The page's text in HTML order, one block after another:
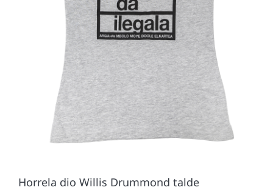
Horrela dio Willis Drummond talde